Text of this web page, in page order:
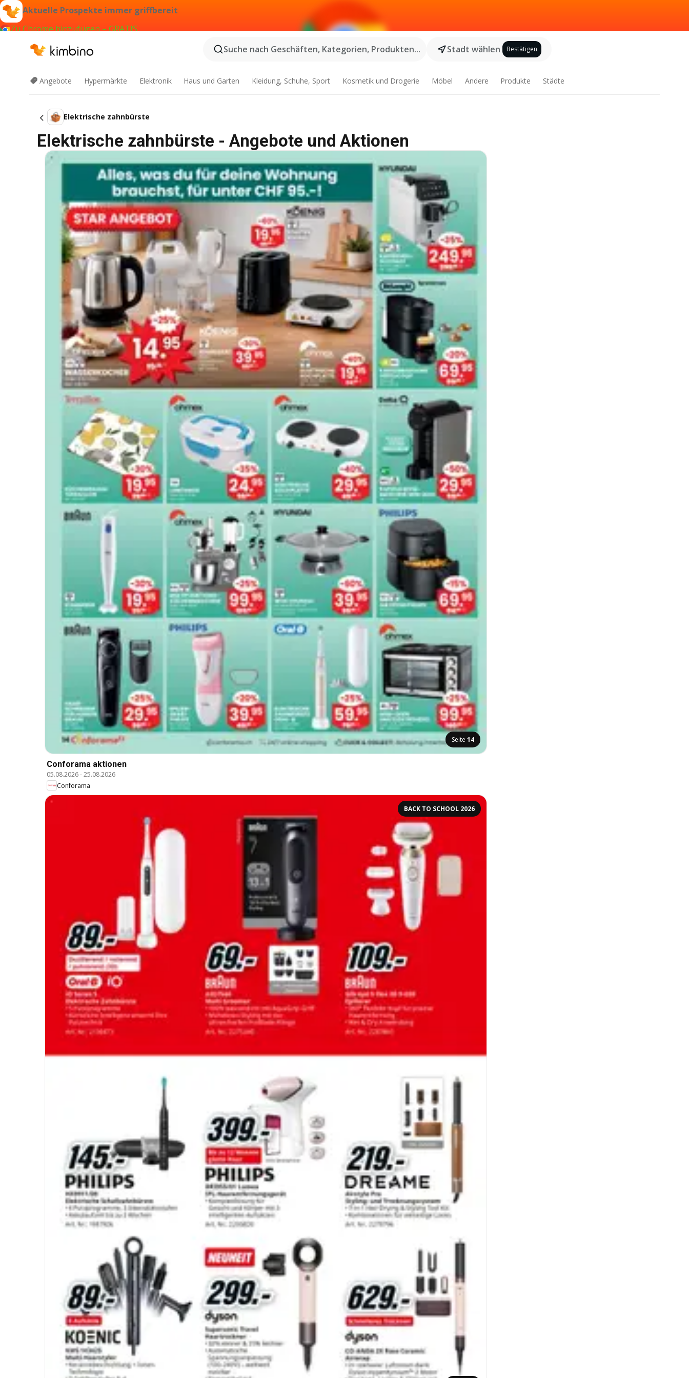
Aktuelle Prospekte immer griffbereit
Zu Chrome hinzufügen – GRATIS
Suche nach Geschäften, Kategorien, Produkten...
Stadt wählen Bestätigen
Angebote Hypermärkte Elektronik Haus und Garten Kleidung, Schuhe, Sport Kosmetik und Drogerie Möbel Andere Produkte Städte
Elektrische zahnbürste
Elektrische zahnbürste - Angebote und Aktionen
Seite 14
Conforama aktionen
05.08.2026-25.08.2026
Conforama
BACK TO SCHOOL 2026